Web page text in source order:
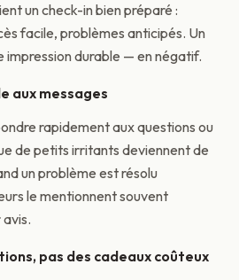
un check-in bien préparé :
facile, problèmes anticipés. Un
impression durable — en négatif.
aux messages
rapidement aux questions ou
de petits irritants deviennent de
un problème est résolu
le mentionnent souvent
pas des cadeaux coûteux